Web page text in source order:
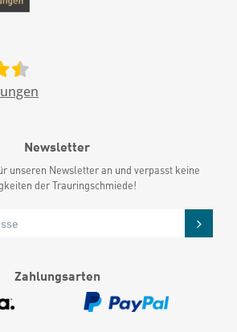
Newsletter
unseren Newsletter an und verpasst keine
der Trauringschmiede!
Zahlungsarten